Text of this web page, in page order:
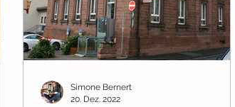
Simone Bernert
20. Dez. 2022